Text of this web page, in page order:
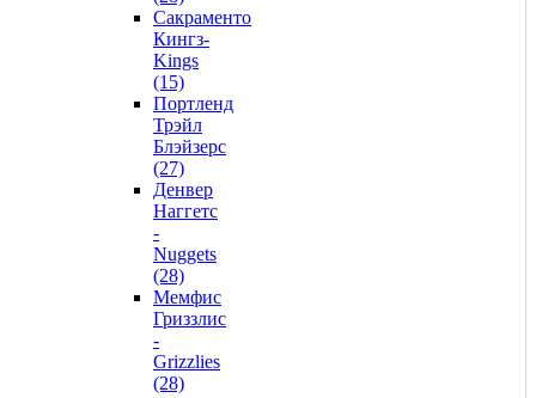
Сакраменто
Кингз-
Kings
(15)
Портленд
Трэйл
Блэйзерс
(27)
Денвер
Наггетс
-
Nuggets
(28)
Мемфис
Гриззлис
-
Grizzlies
(28)